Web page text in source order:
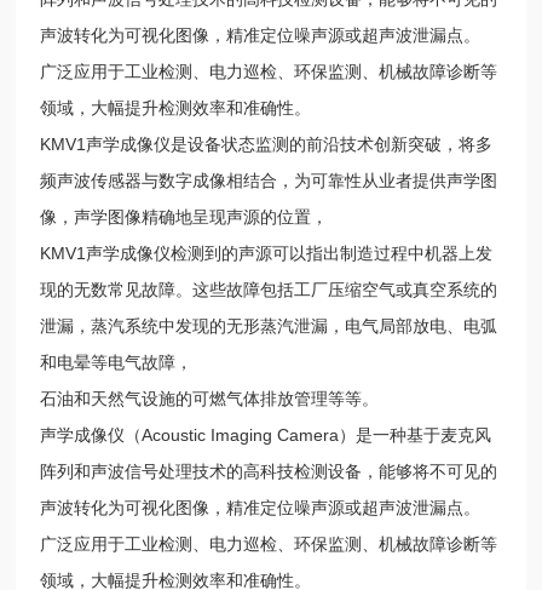
声波转化为可视化图像，精准定位噪声源或超声波泄漏点。
广泛应用于工业检测、电力巡检、环保监测、机械故障诊断等
领域，大幅提升检测效率和准确性。
KMV1声学成像仪是设备状态监测的前沿技术创新突破，将多
频声波传感器与数字成像相结合，为可靠性从业者提供声学图
像，声学图像精确地呈现声源的位置，
KMV1声学成像仪检测到的声源可以指出制造过程中机器上发
现的无数常见故障。这些故障包括工厂压缩空气或真空系统的
泄漏，蒸汽系统中发现的无形蒸汽泄漏，电气局部放电、电弧
和电晕等电气故障，
石油和天然气设施的可燃气体排放管理等等。
声学成像仪（Acoustic Imaging Camera）是一种基于麦克风
阵列和声波信号处理技术的高科技检测设备，能够将不可见的
声波转化为可视化图像，精准定位噪声源或超声波泄漏点。
广泛应用于工业检测、电力巡检、环保监测、机械故障诊断等
领域，大幅提升检测效率和准确性。